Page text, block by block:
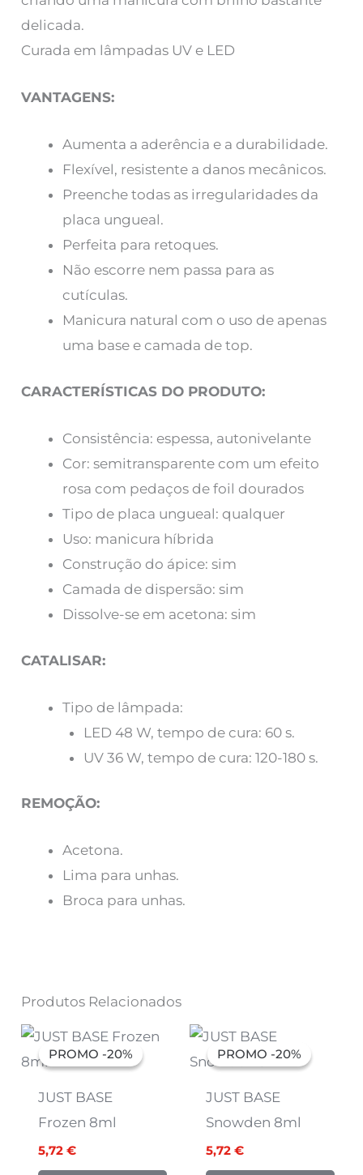
delicada.
Curada em lâmpadas UV e LED
VANTAGENS:
Aumenta a aderência e a durabilidade.
Flexível, resistente a danos mecânicos.
Preenche todas as irregularidades da
placa ungueal.
Perfeita para retoques.
Não escorre nem passa para as
cutículas.
Manicura natural com o uso de apenas
uma base e camada de top.
CARACTERÍSTICAS DO PRODUTO:
Consistência: espessa, autonivelante
Cor: semitransparente com um efeito
rosa com pedaços de foil dourados
Tipo de placa ungueal: qualquer
Uso: manicura híbrida
Construção do ápice: sim
Camada de dispersão: sim
Dissolve-se em acetona: sim
CATALISAR:
Tipo de lâmpada:
LED 48 W, tempo de cura: 60 s.
UV 36 W, tempo de cura: 120-180 s.
REMOÇÃO:
Acetona.
Lima para unhas.
Broca para unhas.
Produtos Relacionados
PROMO -20%
PROMO -20%
JUST BASE
Frozen 8ml
O
preço
original
7,15 €.
5,72 €
O
preço
atual
5,72 €.
PROMO -20%
PROMO -20%
JUST BASE
Snowden 8ml
O
preço
original
7,15 €.
5,72€
O
preço
atual
5,72 €.